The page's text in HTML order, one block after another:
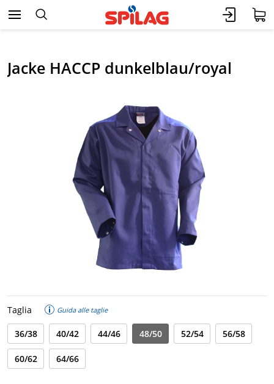
Jacke HACCP dunkelblau/royal
Taglia Guida alle taglie
36/38 40/42 44/46 48/50 52/54 56/58
60/62 64/66